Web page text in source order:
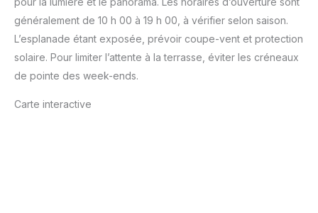
généralement de 10 h 00 à 19 h 00, à vérifier selon saison.
L’esplanade étant exposée, prévoir coupe-vent et protection
solaire. Pour limiter l’attente à la terrasse, éviter les créneaux
de pointe des week-ends.
Carte interactive